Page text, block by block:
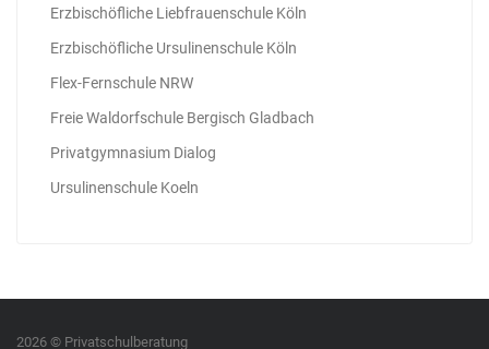
Erzbischöfliche Liebfrauenschule Köln
Erzbischöfliche Ursulinenschule Köln
Flex-Fernschule NRW
Freie Waldorfschule Bergisch Gladbach
Privatgymnasium Dialog
Ursulinenschule Koeln
2026 © Privatschulberatung